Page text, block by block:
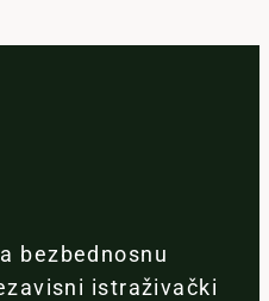
bezbednosnu
istraživački